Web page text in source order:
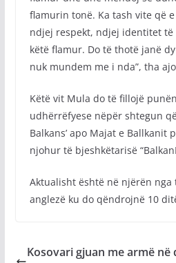
flamurin tonë. Ka tash vite që
ndjej respekt, ndjej identitet të
këtë flamur. Do të thotë janë
nuk mundem me i nda”, tha
Këtë vit Mula do të fillojë
udhërrëfyese nëpër shtegun
Balkans’ apo Majat e Ballkanit
njohur të bjeshkëtarisë
Aktualisht është në njërën nga
anglezë ku do qëndrojnë 10
Kosovari gjuan me armë në